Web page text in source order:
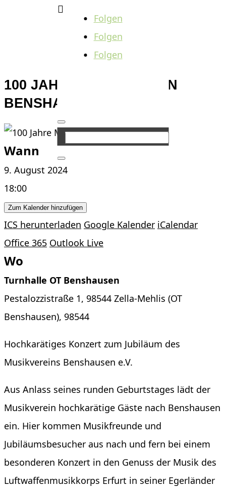

Folgen
Folgen
Folgen
100 JAHRE MUSIKVEREIN
BENSHAUSEN
Wann
9. August 2024
18:00
Zum Kalender hinzufügen
ICS herunterladen Google Kalender iCalendar
Office 365 Outlook Live
Wo
Turnhalle OT Benshausen
Pestalozzistraße 1, 98544 Zella-Mehlis (OT
Benshausen), 98544
Hochkarätiges Konzert zum Jubiläum des
Musikvereins Benshausen e.V.
Aus Anlass seines runden Geburtstages lädt der
Musikverein hochkarätige Gäste nach Benshausen
ein. Hier kommen Musikfreunde und
Jubiläumsbesucher aus nach und fern bei einem
besonderen Konzert in den Genuss der Musik des
Luftwaffenmusikkorps Erfurt in seiner Egerländer